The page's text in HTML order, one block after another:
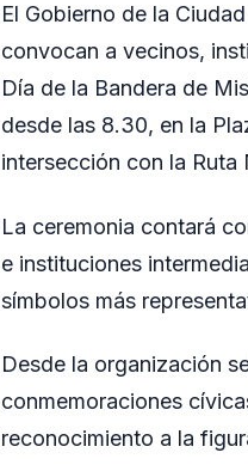
El Gobierno de la
convocan a vecinos,
Día de la Bandera de
desde las 8.30, en la
intersección con la Ruta
La ceremonia contará
e instituciones
símbolos más
Desde la organización
conmemoraciones
reconocimiento a la